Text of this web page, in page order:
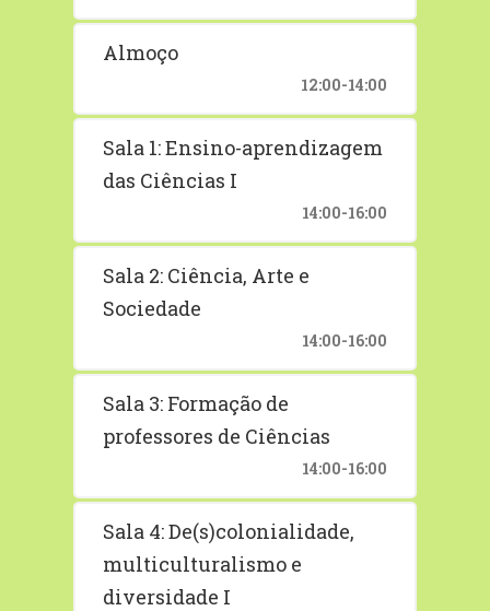
Almoço
12:00-14:00
Sala 1: Ensino-aprendizagem
das Ciências I
14:00-16:00
Sala 2: Ciência, Arte e
Sociedade
14:00-16:00
Sala 3: Formação de
professores de Ciências
14:00-16:00
Sala 4: De(s)colonialidade,
multiculturalismo e
diversidade I